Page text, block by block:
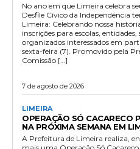
No ano em que Limeira celebra
Desfile Cívico da Independência
Limeira: Celebrando nossa
inscrições para escolas,
organizados interessados em
sexta-feira (7). Promovido pela
Comissão […]
7 de agosto de 2026
LIMEIRA
OPERAÇÃO SÓ CACARECO
NA PRÓXIMA SEMANA EM
A Prefeitura de Limeira realiza,